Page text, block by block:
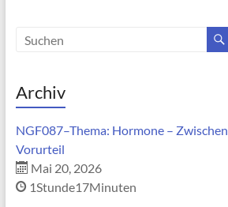
Archiv
NGF087–Thema: Hormone –
Vorurteil
Mai 20, 2026
1Stunde17Minuten